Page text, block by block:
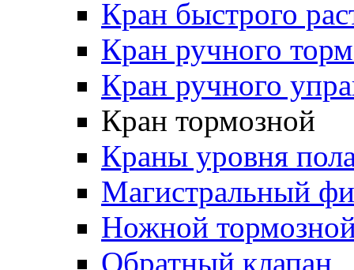
Кран быстрого
Кран ручного
Кран ручного
Кран тормозной
Краны уровня
Магистральный
Ножной
Обратный клапан